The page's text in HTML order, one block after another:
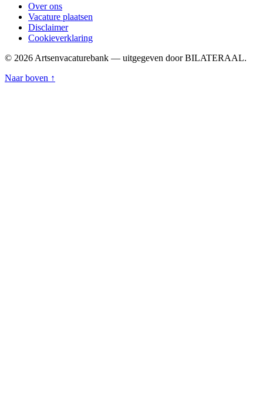
Over ons
Vacature plaatsen
Disclaimer
Cookieverklaring
© 2026 Artsenvacaturebank — uitgegeven door BILATERAAL.
Naar boven ↑